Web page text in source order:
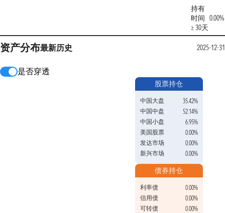
持有
时间
≥ 30天
0.00%
资产分布最新历史 2025-12-31
是否穿透
股票持仓
中国大盘
35.42%
中国中盘
52.14%
中国小盘
6.95%
美国股票
0.00%
发达市场
0.00%
新兴市场
0.00%
债券持仓
利率债
0.00%
信用债
0.00%
可转债
0.00%